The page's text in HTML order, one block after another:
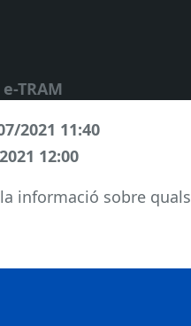
e-TRAM
2021 11:40
12:00
informació sobre